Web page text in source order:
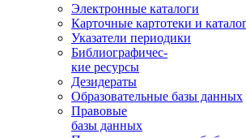
Электронные каталоги
Карточные картотеки и
Указатели периодики
Библиографичес-
кие ресурсы
Дезидераты
Образовательные базы данных
Правовые
базы данных